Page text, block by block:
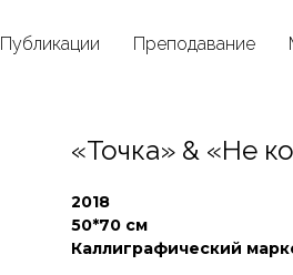
Публикации Преподавание
«Точка» & «Не
2018
50*70 см
Каллиграфический